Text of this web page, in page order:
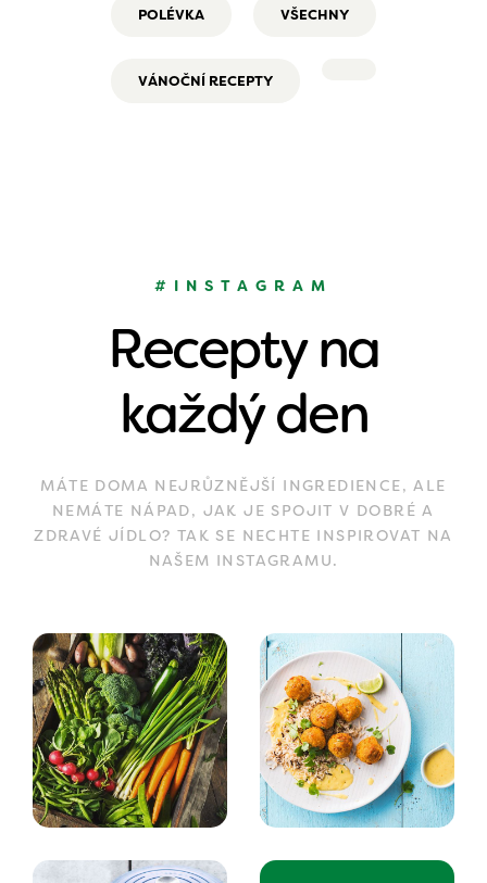
POLÉVKA VŠECHNY
VÁNOČNÍ RECEPTY
#INSTAGRAM
Recepty na
každý den
MÁTE DOMA NEJRŮZNĚJŠÍ INGREDIENCE, ALE
NEMÁTE NÁPAD, JAK JE SPOJIT V DOBRÉ A
ZDRAVÉ JÍDLO? TAK SE NECHTE INSPIROVAT NA
NAŠEM INSTAGRAMU.